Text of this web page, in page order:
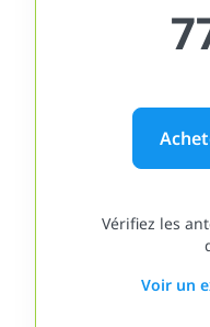
Vérifiez les
Voir un